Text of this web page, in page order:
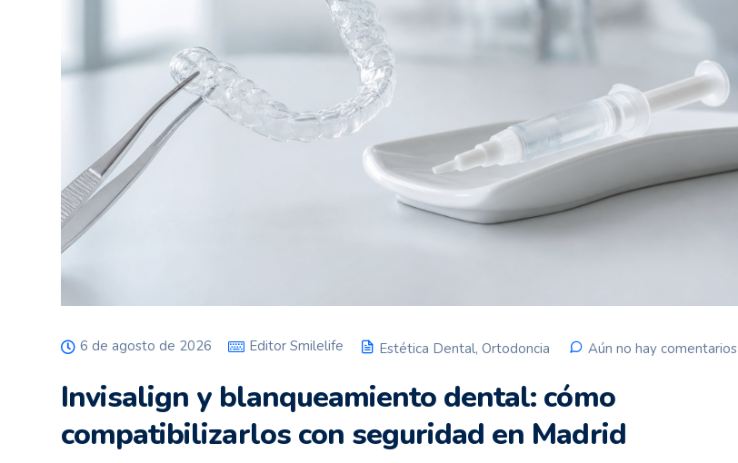
6 de agosto de 2026 Editor Smilelife Estética Dental, Ortodoncia Aún no hay comentarios
Invisalign y blanqueamiento dental: cómo
compatibilizarlos con seguridad en Madrid